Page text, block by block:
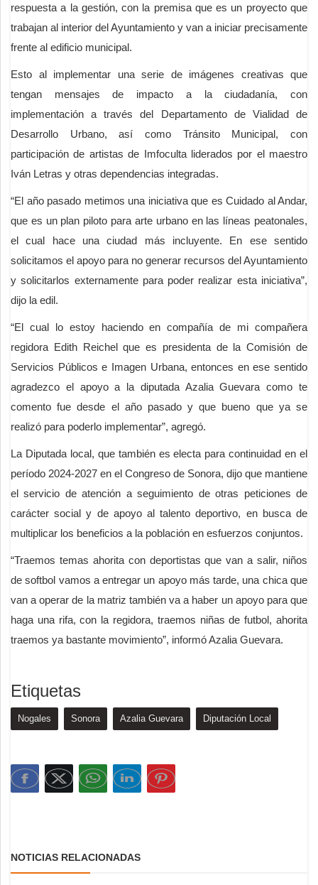
respuesta a la gestión, con la premisa que es un proyecto que
trabajan al interior del Ayuntamiento y van a iniciar precisamente
frente al edificio municipal.
Esto al implementar una serie de imágenes creativas que
tengan mensajes de impacto a la ciudadanía, con
implementación a través del Departamento de Vialidad de
Desarrollo Urbano, así como Tránsito Municipal, con
participación de artistas de Imfoculta liderados por el maestro
Iván Letras y otras dependencias integradas.
“El año pasado metimos una iniciativa que es Cuidado al Andar,
que es un plan piloto para arte urbano en las líneas peatonales,
el cual hace una ciudad más incluyente. En ese sentido
solicitamos el apoyo para no generar recursos del Ayuntamiento
y solicitarlos externamente para poder realizar esta iniciativa”,
dijo la edil.
“El cual lo estoy haciendo en compañía de mi compañera
regidora Edith Reichel que es presidenta de la Comisión de
Servicios Públicos e Imagen Urbana, entonces en ese sentido
agradezco el apoyo a la diputada Azalia Guevara como te
comento fue desde el año pasado y que bueno que ya se
realizó para poderlo implementar”, agregó.
La Diputada local, que también es electa para continuidad en el
período 2024-2027 en el Congreso de Sonora, dijo que mantiene
el servicio de atención a seguimiento de otras peticiones de
carácter social y de apoyo al talento deportivo, en busca de
multiplicar los beneficios a la población en esfuerzos conjuntos.
“Traemos temas ahorita con deportistas que van a salir, niños
de softbol vamos a entregar un apoyo más tarde, una chica que
van a operar de la matriz también va a haber un apoyo para que
haga una rifa, con la regidora, traemos niñas de futbol, ahorita
traemos ya bastante movimiento”, informó Azalia Guevara.
Etiquetas
Nogales Sonora Azalia Guevara Diputación Local
NOTICIAS RELACIONADAS